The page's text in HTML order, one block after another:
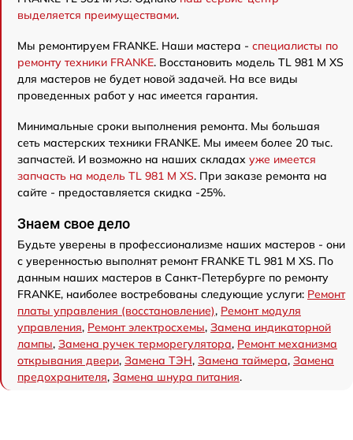
выделяется преимуществами.
Мы ремонтируем FRANKE. Наши мастера - специалисты по
ремонту техники FRANKE. Восстановить модель TL 981 M XS
для мастеров не будет новой задачей. На все виды
проведенных работ у нас имеется гарантия.
Минимальные сроки выполнения ремонта. Мы большая
сеть мастерских техники FRANKE. Мы имеем более 20 тыс.
запчастей. И возможно на наших складах уже имеется
запчасть на модель TL 981 M XS. При заказе ремонта на
сайте - предоставляется скидка -25%.
Знаем свое дело
Будьте уверены в профессионализме наших мастеров - они
с уверенностью выполнят ремонт FRANKE TL 981 M XS. По
данным наших мастеров в Санкт-Петербурге по ремонту
FRANKE, наиболее востребованы следующие услуги: Ремонт
платы управления (восстановление), Ремонт модуля
управления, Ремонт электросхемы, Замена индикаторной
лампы, Замена ручек терморегулятора, Ремонт механизма
открывания двери, Замена ТЭН, Замена таймера, Замена
предохранителя, Замена шнура питания.